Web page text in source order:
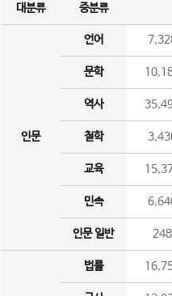
대분류
중분류
인문
언어
문학
역사
철학
교육
민속
인문 일반 248
법률